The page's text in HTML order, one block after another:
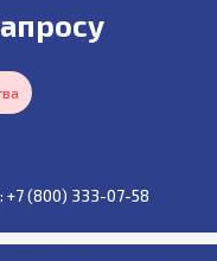
+7 (800) 333-07-58